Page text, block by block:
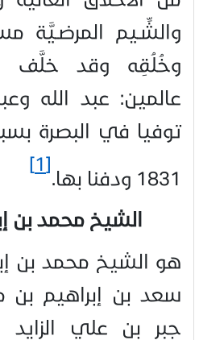
والشِّـيم المرضـيَّة
وخُلُقِه وقد خلَّف
عالمين: عبد الله
1831 ودفنا بها.
[1]
الشيخ محمد بن
هو الشيخ محمد بن
سعد بن إبراهيم بن
جبر بن علي